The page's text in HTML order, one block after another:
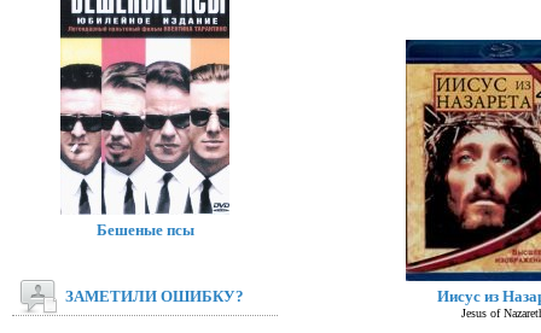
Иисус из
Jesus of
Бешеные псы
ЗАМЕТИЛИ ОШИБКУ?